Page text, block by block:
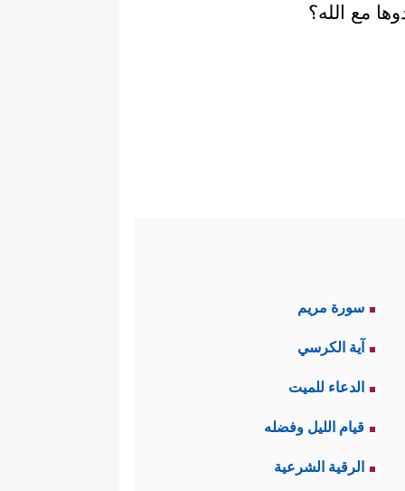
مع الله؟
سورة مريم
آية الكرسي
الدعاء للميت
قيام الليل وفضله
الرقية الشرعية